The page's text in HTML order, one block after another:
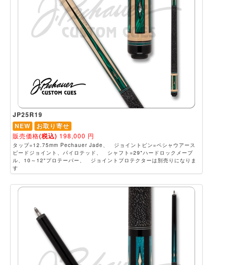
JP25R19
NEW
お取り寄せ
販売価格(税込) 198,000 円
タップ=12.75mm Pechauer Jade、 ジョイントピン=ペシャウアース
ピードジョイント、パイロテッド、 シャフト=29"ハードロックメープ
ル、10～12"プロテーパー、 ジョイントプロテクターは別売りになりま
す